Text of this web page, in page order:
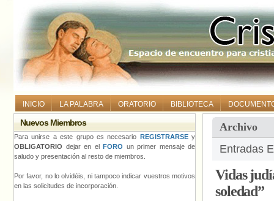
INICIO LA PALABRA ORATORIO BIBLIOTECA
Archivo
Entradas
Vidas
soledad”
Nuevos Miembros
Para unirse a este grupo es necesario REGISTRARSEy
OBLIGATORIO dejar en el FORO un primer mensaje de
saludo y presentación al resto de miembros.
Por favor, no lo olvidéis, ni tampoco indicar vuestros motivos
en las solicitudes de incorporación.